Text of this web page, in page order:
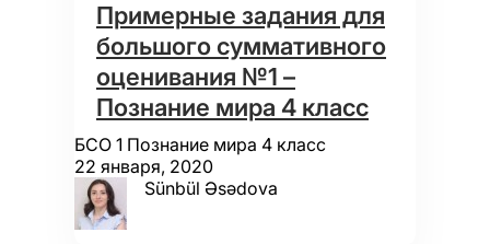
Примерные задания для
большого суммативного
оценивания №1 –
Познание мира 4 класс
БСО 1 Познание мира 4 класс
22 января, 2020
Sünbül Əsədova